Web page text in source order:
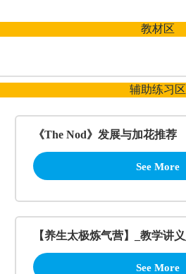
至
内
教材区
辅助练习区
《The Nod》发展与加花推荐
See More
【养生太极炼气营】_教学讲
See More